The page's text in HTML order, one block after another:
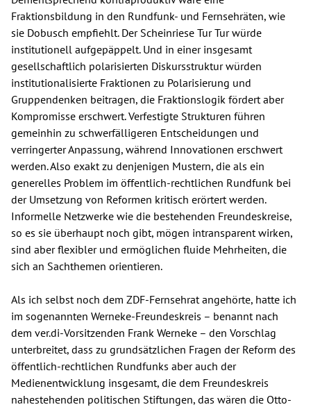
Fraktionsbildung in den Rundfunk- und Fernsehräten, wie
sie Dobusch empfiehlt. Der Scheinriese Tur Tur würde
institutionell aufgepäppelt. Und in einer insgesamt
gesellschaftlich polarisierten Diskursstruktur würden
institutionalisierte Fraktionen zu Polarisierung und
Gruppendenken beitragen, die Fraktionslogik fördert aber
Kompromisse erschwert. Verfestigte Strukturen führen
gemeinhin zu schwerfälligeren Entscheidungen und
verringerter Anpassung, während Innovationen erschwert
werden. Also exakt zu denjenigen Mustern, die als ein
generelles Problem im öffentlich-rechtlichen Rundfunk bei
der Umsetzung von Reformen kritisch erörtert werden.
Informelle Netzwerke wie die bestehenden Freundeskreise,
so es sie überhaupt noch gibt, mögen intransparent wirken,
sind aber flexibler und ermöglichen fluide Mehrheiten, die
sich an Sachthemen orientieren.
Als ich selbst noch dem ZDF-Fernsehrat angehörte, hatte ich
im sogenannten Werneke-Freundeskreis – benannt nach
dem ver.di-Vorsitzenden Frank Werneke – den Vorschlag
unterbreitet, dass zu grundsätzlichen Fragen der Reform des
öffentlich-rechtlichen Rundfunks aber auch der
Medienentwicklung insgesamt, die dem Freundeskreis
nahestehenden politischen Stiftungen, das wären die Otto-